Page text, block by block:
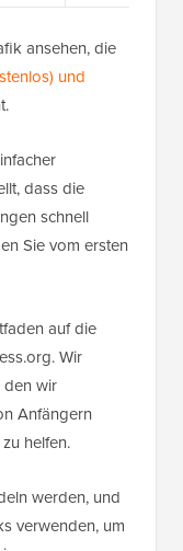
ansehen, die
und
dass die
schnell
Sie vom ersten
auf die
Wir
den wir
Anfängern
helfen.
werden, und
verwenden, um